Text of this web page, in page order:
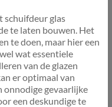
schuifdeur glas
te laten bouwen. Het
te doen, maar hier een
wat essentiele
van de glazen
er optimaal van
onnodige gevaarlijke
een deskundige te